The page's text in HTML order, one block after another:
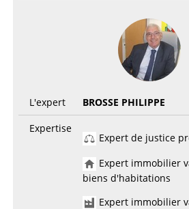
L'expert
BROSSE PHILIPPE
Expertise
Expert de justice
Expert immobilier
biens d'habitations
Expert immobilier